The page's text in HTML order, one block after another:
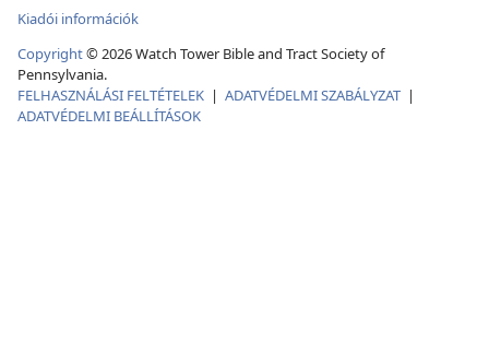
Kiadói információk
Copyright©2026Watch Tower Bible and Tract Society of
Pennsylvania.
FELHASZNÁLÁSI FELTÉTELEK | ADATVÉDELMI SZABÁLYZAT |
ADATVÉDELMI BEÁLLÍTÁSOK